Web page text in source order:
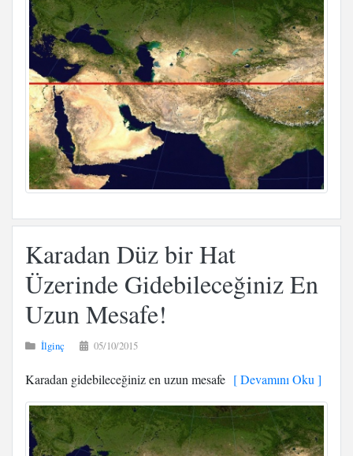
Karadan Düz bir Hat
Üzerinde Gidebileceğiniz En
Uzun Mesafe!
İlginç 05/10/2015
Karadan gidebileceğiniz en uzun mesafe [ Devamını Oku ]